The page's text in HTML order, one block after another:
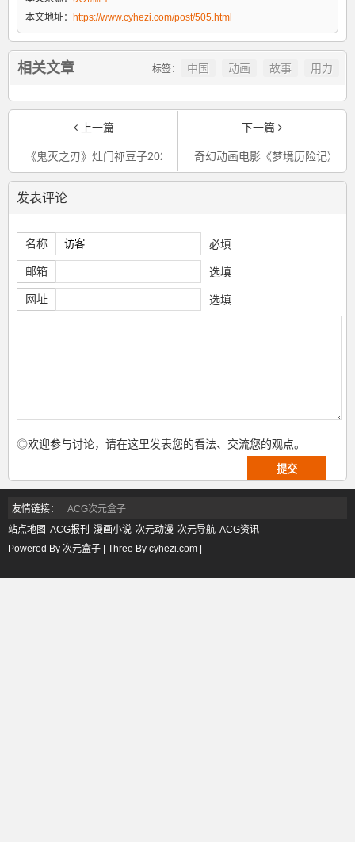
本文地址： https://www.cyhezi.com/post/505.html
相关文章 标签： 中国 动画 故事 用力
上一篇
《鬼灭之刃》灶门祢豆子2021年官方生日贺图公开
下一篇
奇幻动画电影《梦境历险记》发
发表评论
名称 必填
邮箱 选填
网址 选填
◎欢迎参与讨论，请在这里发表您的看法、交流您的观点。
友情链接：
ACG次元盒子
站点地图 ACG报刊 漫画小说 次元动漫 次元导航 ACG资讯
Powered By 次元盒子 | Three By cyhezi.com |